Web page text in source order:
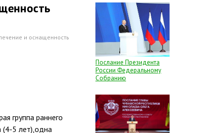
и оснащенность
группа раннего
(4-5 лет),одна
Послание Президента
России Федеральному
Собранию